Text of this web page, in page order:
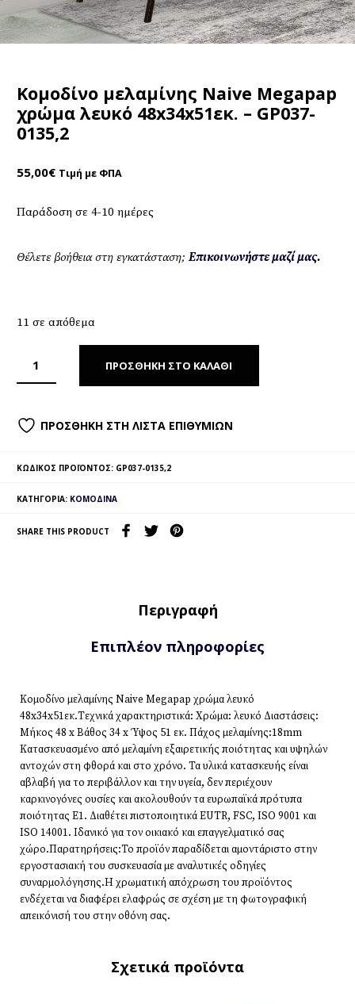
Κομοδίνο μελαμίνης Naive Megapap
χρώμα λευκό 48x34x51εκ. – GP037-
0135,2
55,00€ Τιμή με ΦΠΑ
Παράδοση σε 4-10 ημέρες
Θέλετε βοήθεια στη εγκατάσταση; Επικοινωνήστε μαζί μας.
11 σε απόθεμα
ΠΡΟΣΘΉΚΗ ΣΤΟ ΚΑΛΆΘΙ
ΠΡΟΣΘΉΚΗ ΣΤΗ ΛΊΣΤΑ ΕΠΙΘΥΜΙΏΝ
ΚΩΔΙΚΌΣ ΠΡΟΪΌΝΤΟΣ: GP037-0135,2
ΚΑΤΗΓΟΡΊΑ: ΚΟΜΟΔΊΝΑ
SHARE THIS PRODUCT
Περιγραφή
Επιπλέον πληροφορίες
Κομοδίνο μελαμίνης Naive Megapap χρώμα λευκό
48x34x51εκ.Τεχνικά χαρακτηριστικά: Χρώμα: λευκό Διαστάσεις:
Μήκος 48 x Βάθος 34 x Ύψος 51 εκ. Πάχος μελαμίνης:18mm
Κατασκευασμένο από μελαμίνη εξαιρετικής ποιότητας και υψηλών
αντοχών στη φθορά και στο χρόνο. Τα υλικά κατασκευής είναι
αβλαβή για το περιβάλλον και την υγεία, δεν περιέχουν
καρκινογόνες ουσίες και ακολουθούν τα ευρωπαϊκά πρότυπα
ποιότητας Ε1. Διαθέτει πιστοποιητικά EUTR, FSC, ISO 9001 και
ISO 14001. Ιδανικό για τον οικιακό και επαγγελματικό σας
χώρο.Παρατηρήσεις:Το προϊόν παραδίδεται αμοντάριστο στην
εργοστασιακή του συσκευασία με αναλυτικές οδηγίες
συναρμολόγησης.Η χρωματική απόχρωση του προϊόντος
ενδέχεται να διαφέρει ελαφρώς σε σχέση με τη φωτογραφική
απεικόνισή του στην οθόνη σας.
Σχετικά προϊόντα